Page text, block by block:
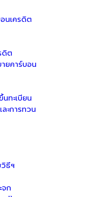
นเครดิต
ดิต
ยคาร์บอน
ทะเบียน
ะการทวน
ธีฯ
จก